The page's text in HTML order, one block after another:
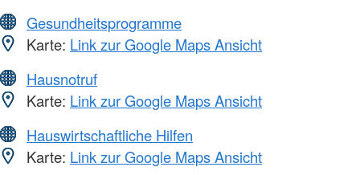
Gesundheitsprogramme
Karte: Link zur Google Maps Ansicht
Hausnotruf
Karte: Link zur Google Maps Ansicht
Hauswirtschaftliche Hilfen
Karte: Link zur Google Maps Ansicht